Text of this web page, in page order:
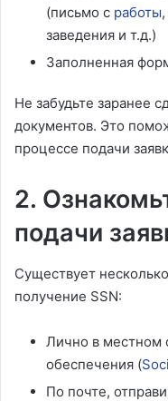
(письмо с работы
заведения и т.д.)
Заполненная
Не забудьте заранее
документов. Это
процессе подачи
2.
подачи
Существует
получение SSN:
Лично в местном
обеспечения (
По почте,